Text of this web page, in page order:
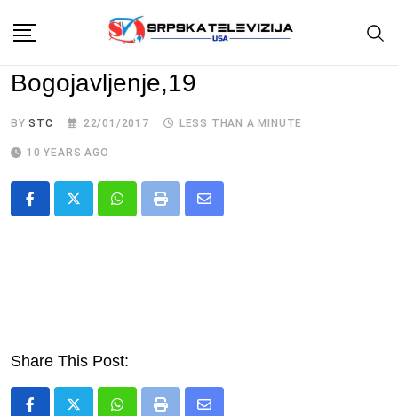
content
Bogojavljenje,19
BYSTC 22/01/2017 LESS THAN A MINUTE
10 YEARS AGO
Whatsapp
Print
Share
Share This Post: